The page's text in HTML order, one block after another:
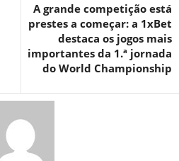
A grande competição está
prestes a começar: a 1xBet
destaca os jogos mais
importantes da 1.ª jornada
do World Championship